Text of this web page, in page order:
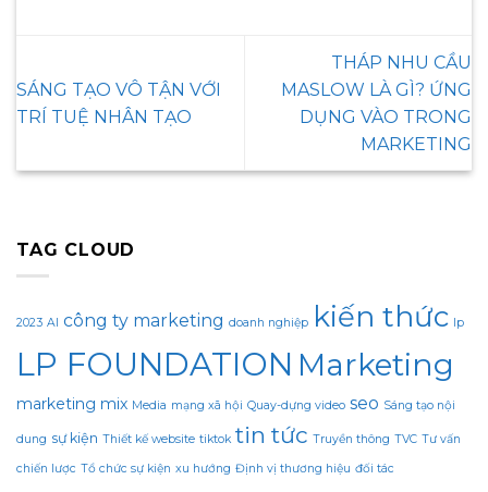
SÁNG TẠO VÔ TẬN VỚI
TRÍ TUỆ NHÂN TẠO
THÁP NHU CẦU
MASLOW LÀ GÌ? ỨNG
DỤNG VÀO TRONG
MARKETING
TAG CLOUD
2023 AI công ty marketing doanh nghiệp kiến thức lp
LP FOUNDATION Marketing
marketing mix Media mạng xã hội Quay-dựng video seo Sáng tạo nội
dung sự kiện Thiết kế website tiktok tin tức Truyền thông TVC Tư vấn
chiến lược Tổ chức sự kiện xu hướng Định vị thương hiệu đối tác